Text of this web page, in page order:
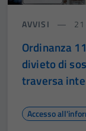
AVVISI
Ordinanza
divieto di
traversa
Accesso